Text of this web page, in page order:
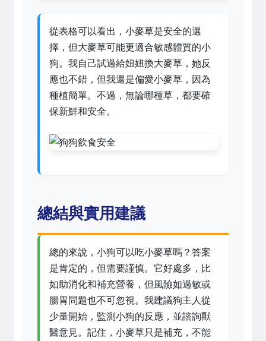
從表格可以看出，小麥草是安全的選
擇，但大麥草可能更適合敏感體質的小
狗。我自己試過給妞妞換大麥草，她反
應也不錯，但我還是偏愛小麥草，因為
種植簡單。不過，無論哪種草，都要確
保新鮮和安全。
總結與實用建議
總的來說，小狗可以吃小麥草嗎？答案
是肯定的，但需要謹慎。它好處多，比
如助消化和補充營養，但風險如過敏或
腸胃問題也不可忽視。我建議狗主人從
少量開始，監測小狗的反應，並諮詢獸
醫意見。記住，小麥草只是補充，不能